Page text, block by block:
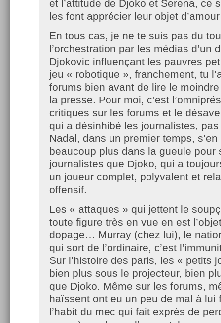
et l’attitude de Djoko et Serena, ce
les font apprécier leur objet
En tous cas, je ne te suis pas du
l’orchestration par les médias d’un
Djokovic influençant les pauvres
jeu « robotique », franchement, tu
forums bien avant de lire le
la presse. Pour moi, c’est
critiques sur les forums et le
qui a désinhibé les journalistes, pas
Nadal, dans un premier temps, s’en
beaucoup plus dans la gueule pour
journalistes que Djoko, qui a
un joueur complet, polyvalent et
offensif.
Les « attaques » qui jettent le
toute figure très en vue en est
dopage… Murray (chez lui), le
qui sort de l’ordinaire, c’est
Sur l’histoire des paris, les « petits
bien plus sous le projecteur, bien
que Djoko. Même sur les forums,
haïssent ont eu un peu de mal à lui
l’habit du mec qui fait exprès de